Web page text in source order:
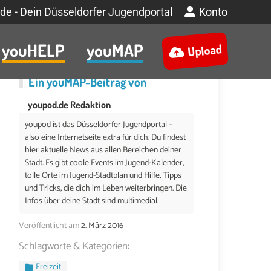
- Dein Düsseldorfer Jugendportal Konto
youHELP youMAP Upload
EinyouMAP-Beitrag von
youpod.de Redaktion
youpod ist das Düsseldorfer Jugendportal –
also eine Internetseite extra für dich. Du findest
hier aktuelle News aus allen Bereichen deiner
Stadt. Es gibt coole Events im Jugend-Kalender,
tolle Orte im Jugend-Stadtplan und Hilfe, Tipps
und Tricks, die dich im Leben weiterbringen. Die
Infos über deine Stadt sind multimedial.
Veröffentlicht am2. März 2016
Schlagworte & Kategorien:
Freizeit